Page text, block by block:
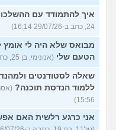
איך להתמודד עם
24, כתב ב-29/07/26 16:14)
מבואס שלא היה לי אומץ
הטעם שלי (אנונימי, בן 25, כתב ב-29/07/26 16:05)
שאלה לסטודנטים
ללמוד הנדסת תוכנה?
15:56)
אני כרגע רלשית האם